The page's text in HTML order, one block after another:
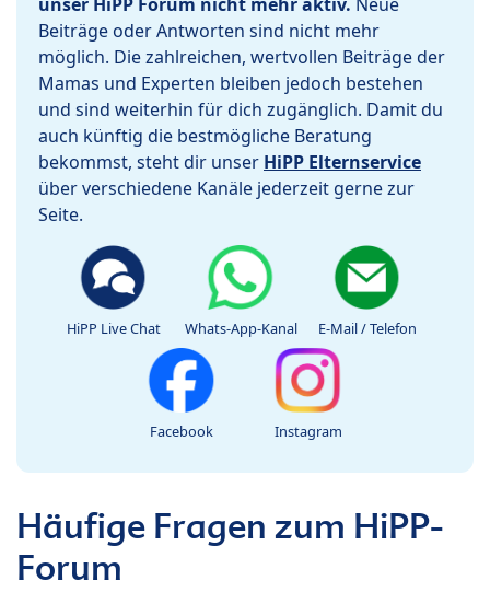
Beiträge oder Antworten sind nicht mehr
möglich. Die zahlreichen, wertvollen Beiträge der
Mamas und Experten bleiben jedoch bestehen
und sind weiterhin für dich zugänglich. Damit du
auch künftig die bestmögliche Beratung
bekommst, steht dir unser HiPP Elternservice
über verschiedene Kanäle jederzeit gerne zur
Seite.
HiPP Live Chat Whats-App-Kanal E-Mail / Telefon
Facebook Instagram
Häufige Fragen zum HiPP-
Forum